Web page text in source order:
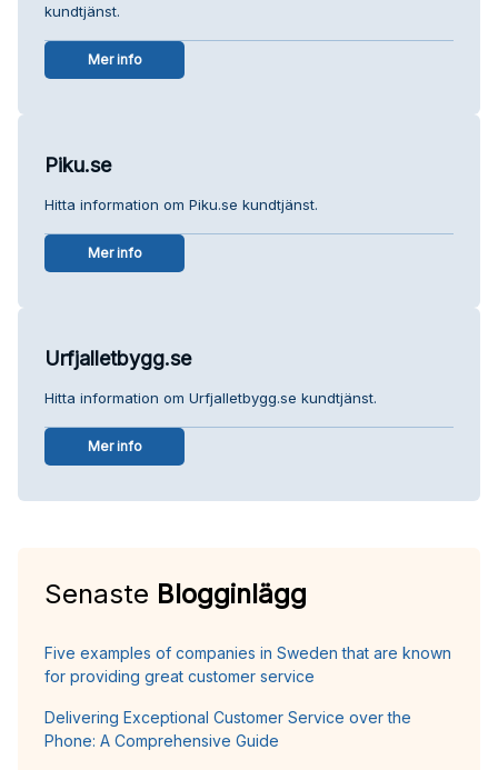
kundtjänst.
Mer info
Piku.se
Hitta information om Piku.se kundtjänst.
Mer info
Urfjalletbygg.se
Hitta information om Urfjalletbygg.se kundtjänst.
Mer info
Senaste Blogginlägg
Five examples of companies in Sweden that are known
for providing great customer service
Delivering Exceptional Customer Service over the
Phone: A Comprehensive Guide